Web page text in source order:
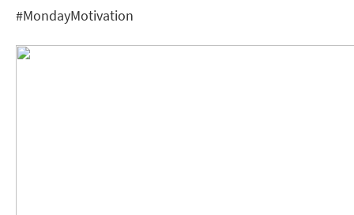
#MondayMotivation